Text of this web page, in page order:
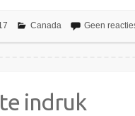
Canada Geen
indruk